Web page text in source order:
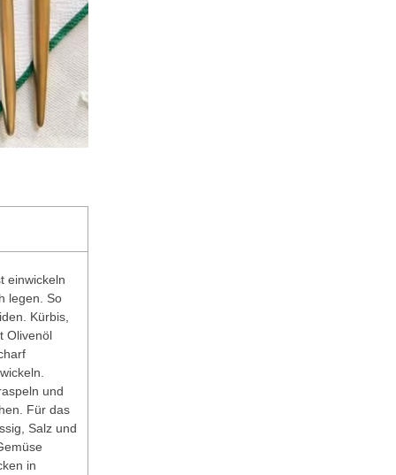
einwickeln
legen. So
Kürbis,
Olivenöl
und
Für das
Salz und
in